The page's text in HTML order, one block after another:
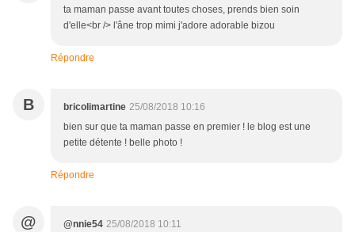
ta maman passe avant toutes choses, prends bien soin
d'elle<br /> l'âne trop mimi j'adore adorable bizou
Répondre
B bricolimartine 25/08/2018 10:16
bien sur que ta maman passe en premier ! le blog est une
petite détente ! belle photo !
Répondre
@ @nnie54 25/08/2018 10:11